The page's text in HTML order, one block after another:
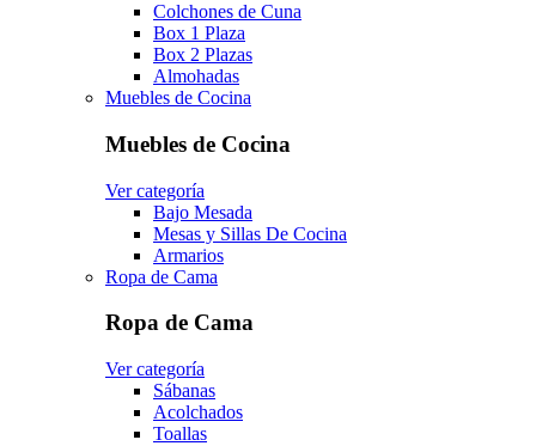
Colchones de Cuna
Box 1 Plaza
Box 2 Plazas
Almohadas
Muebles de Cocina
Muebles de Cocina
Ver categoría
Bajo Mesada
Mesas y Sillas De Cocina
Armarios
Ropa de Cama
Ropa de Cama
Ver categoría
Sábanas
Acolchados
Toallas